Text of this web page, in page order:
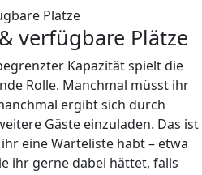
verfügbare Plätze
Kapazität spielt die
Rolle. Manchmal müsst ihr
ergibt sich durch
Gäste einzuladen. Das ist
eine Warteliste habt – etwa
ihr gerne dabei hättet, falls